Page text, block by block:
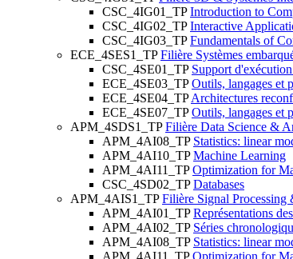
CSC_4IG01_TP Introduction to
CSC_4IG02_TP Interactive
CSC_4IG03_TP Fundamentals of
ECE_4SES1_TP Filière Systèmes
CSC_4SE01_TP Support
ECE_4SE03_TP Outils, langages et
ECE_4SE04_TP Architectures
ECE_4SE07_TP Outils, langages et
APM_4SDS1_TP Filière Data Science &
APM_4AI08_TP Statistics: linear
APM_4AI10_TP Machine Learning
APM_4AI11_TP Optimization for
CSC_4SD02_TP Databases
APM_4AIS1_TP Filière Signal Processing
APM_4AI01_TP Représentations
APM_4AI02_TP Séries
APM_4AI08_TP Statistics: linear